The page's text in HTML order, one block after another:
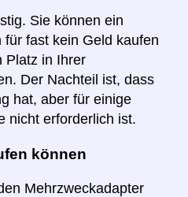
Sie können ein
fast kein Geld kaufen
Platz in Ihrer
Der Nachteil ist, dass
hat, aber für einige
nicht erforderlich ist.
können
Mehrzweckadapter